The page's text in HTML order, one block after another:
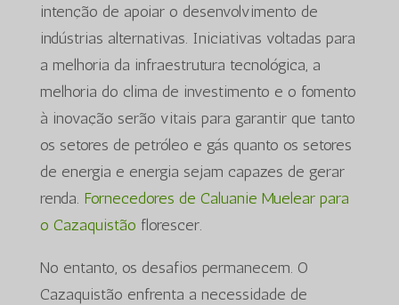
intenção de apoiar o desenvolvimento de
indústrias alternativas. Iniciativas voltadas para
a melhoria da infraestrutura tecnológica, a
melhoria do clima de investimento e o fomento
à inovação serão vitais para garantir que tanto
os setores de petróleo e gás quanto os setores
de energia e energia sejam capazes de gerar
renda. Fornecedores de Caluanie Muelear para
o Cazaquistão florescer.
No entanto, os desafios permanecem. O
Cazaquistão enfrenta a necessidade de